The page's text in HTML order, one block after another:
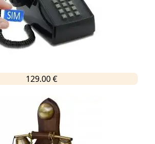
129.00 €